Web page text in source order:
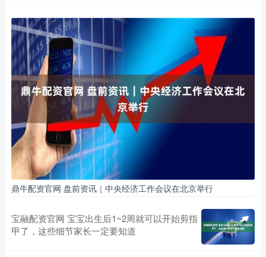
鼎牛配资官网 盘前资讯｜中央经济工作会议在北京举行
宝融配资官网 宝宝出生后1~2周就可以开始剪指
甲了，这些细节家长一定要知道